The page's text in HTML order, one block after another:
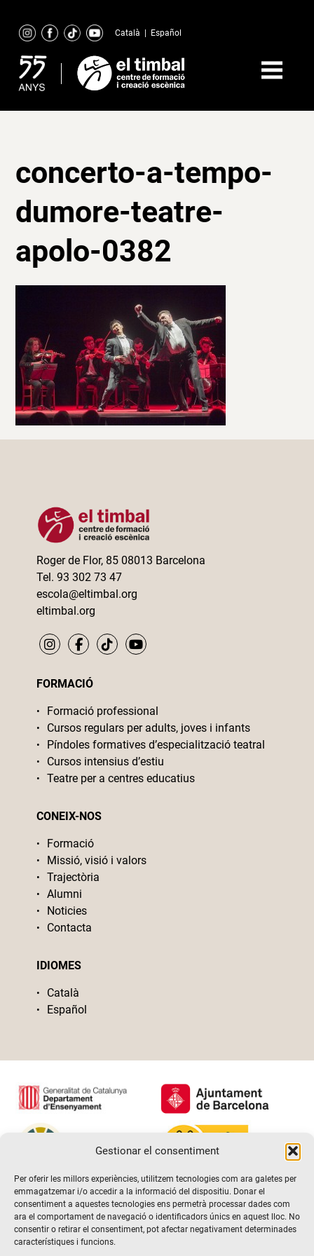
Gestionar el consentiment
Per oferir les millors experiències, utilitzem tecnologies com ara galetes per
emmagatzemar i/o accedir a la informació del dispositiu. Donar el
consentiment a aquestes tecnologies ens permetrà processar dades com
ara el comportament de navegació o identificadors únics en aquest lloc. No
consentir o retirar el consentiment, pot afectar negativament determinades
característiques i funcions.
content
Català Español
concerto-a-tempo-
dumore-teatre-
apolo-0382
Roger de Flor, 85 08013 Barcelona
Tel. 93 302 73 47
escola@eltimbal.org
eltimbal.org
FORMACIÓ
Formació professional
Cursos regulars per adults, joves i infants
Píndoles formatives d’especialització teatral
Cursos intensius d’estiu
Teatre per a centres educatius
CONEIX-NOS
Formació
Missió, visió i valors
Trajectòria
Alumni
Noticies
Contacta
IDIOMES
Català
Español